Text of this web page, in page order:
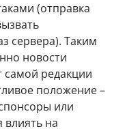
(отправка
сервера). Таким
новости
самой редакции
положение –
или
влиять на